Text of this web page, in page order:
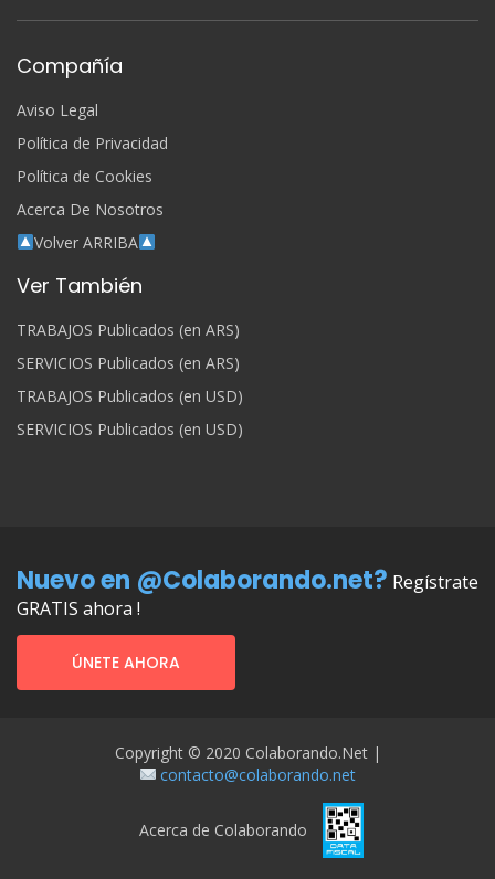
Compañía
Aviso Legal
Política de Privacidad
Política de Cookies
Acerca De Nosotros
Volver ARRIBA
Ver También
TRABAJOS Publicados (en ARS)
SERVICIOS Publicados (en ARS)
TRABAJOS Publicados (en USD)
SERVICIOS Publicados (en USD)
Nuevo en @Colaborando.net? Regístrate
GRATIS ahora !
ÚNETE AHORA
Copyright © 2020 Colaborando.net |
contacto@colaborando.net
Acerca de Colaborando